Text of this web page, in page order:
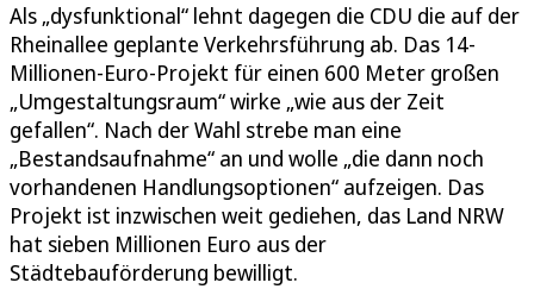
Als „dysfunktional“ lehnt dagegen die CDU die auf der
Rheinallee geplante Verkehrsführung ab. Das 14-
Millionen-Euro-Projekt für einen 600 Meter großen
„Umgestaltungsraum“ wirke „wie aus der Zeit
gefallen“. Nach der Wahl strebe man eine
„Bestandsaufnahme“ an und wolle „die dann noch
vorhandenen Handlungsoptionen“ aufzeigen. Das
Projekt ist inzwischen weit gediehen, das Land NRW
hat sieben Millionen Euro aus der
Städtebauförderung bewilligt.